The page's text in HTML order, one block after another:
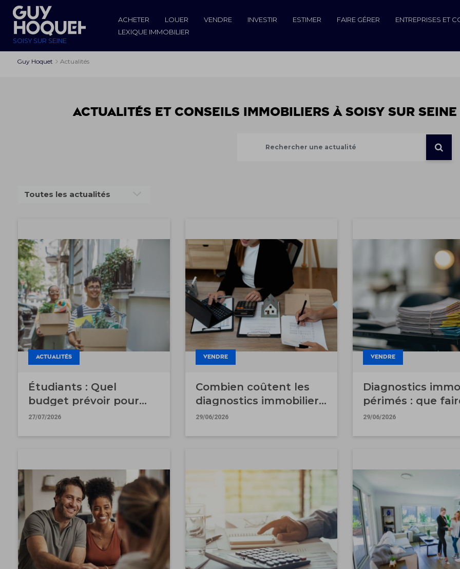
SOISY SUR SEINE
ACHETER LOUER VENDRE INVESTIR ESTIMER FAIRE GÉRER
ENTREPRISES ET
LEXIQUE IMMOBILIER
Guy Hoquet Actualités
Actualités et conseils immobiliers à SOISY SUR
Toutes les actualités
ACTUALITÉS
Étudiants : Quel
budget prévoir pour
votre location à la
27/07/2026
VENDRE
Combien coûtent les
diagnostics immobiliers
en 2026 ?
29/06/2026
VENDRE
Diagnostics
périmés : que
avant la vente ?
29/06/2026